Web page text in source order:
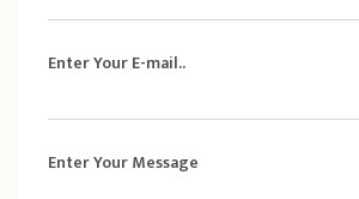
Enter Your E-mail..
Enter Your Message